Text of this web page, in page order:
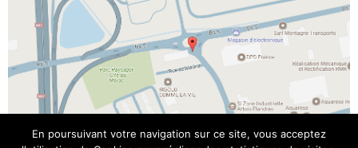
En poursuivant votre navigation sur ce site, vous acceptez